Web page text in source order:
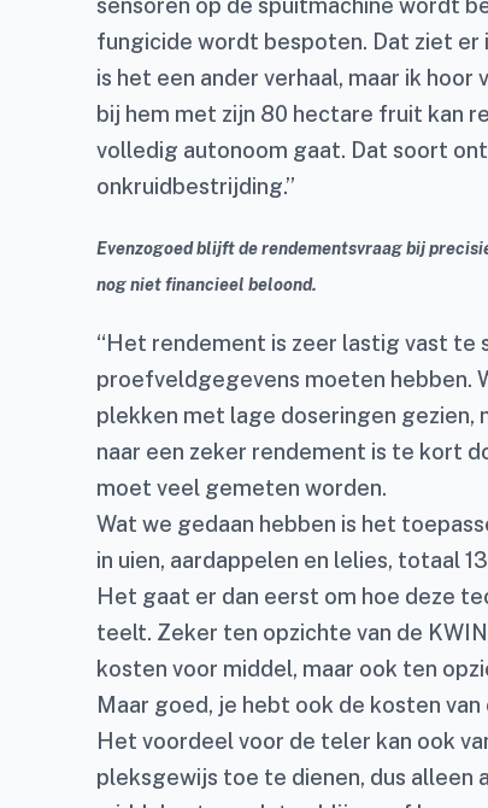
sensoren op de spuitmachine wordt
fungicide wordt bespoten. Dat ziet er
is het een ander verhaal, maar ik
bij hem met zijn 80 hectare fruit kan
volledig autonoom gaat. Dat soort
onkruidbestrijding.”
Evenzogoed blijft de rendementsvraag bij
nog niet financieel beloond.
“Het rendement is zeer lastig vast te
proefveldgegevens moeten hebben.
plekken met lage doseringen gezien,
naar een zeker rendement is te kort
moet veel gemeten worden.
Wat we gedaan hebben is het
in uien, aardappelen en lelies, totaal
Het gaat er dan eerst om hoe deze
teelt. Zeker ten opzichte van de
kosten voor middel, maar ook ten
Maar goed, je hebt ook de kosten
Het voordeel voor de teler kan ook
pleksgewijs toe te dienen, dus alleen